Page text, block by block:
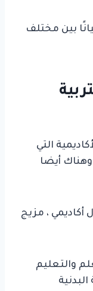
بين مختلف
التي
وهناك أيضا
أكاديمي ، مزيج
والتعليم